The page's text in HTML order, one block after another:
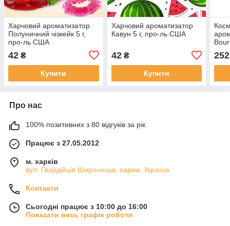
Харчовий ароматизатор
Полуничний чізкейк 5 г,
про-ль США
42 ₴
Купити
Харчовий ароматизатор
Кавун 5 г, про-ль США
42₴
Купити
252
Про нас
100% позитивних з 80 відгуків за рік
Працює з 27.05.2012
м. харків
вул. Гвардійців Широнінців, харків, Україна
Контакти
Сьогодні працює з 10:00 до 16:00
Показати весь графік роботи